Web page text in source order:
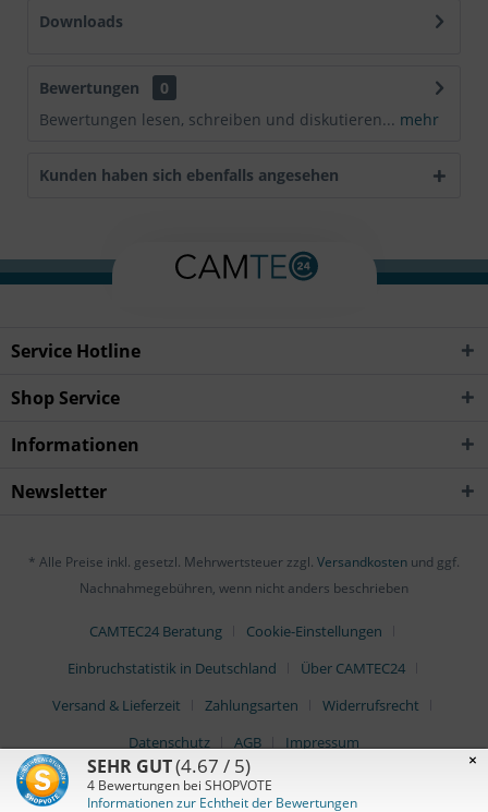
Downloads
Bewertungen
0
Bewertungen lesen, schreiben und diskutieren... mehr
Kunden haben sich ebenfalls angesehen
Service Hotline
Shop Service
Informationen
Newsletter
* Alle Preise inkl. gesetzl. Mehrwertsteuer zzgl. Versandkosten und ggf.
Nachnahmegebühren, wenn nicht anders beschrieben
CAMTEC24 Beratung
Cookie-Einstellungen
Einbruchstatistik in Deutschland
Über CAMTEC24
Versand & Lieferzeit
Zahlungsarten
Widerrufsrecht
Datenschutz
AGB Impressum
×
SEHR GUT(4.67 / 5)
4 Bewertungen bei SHOPVOTE
Informationen zur Echtheit der Bewertungen